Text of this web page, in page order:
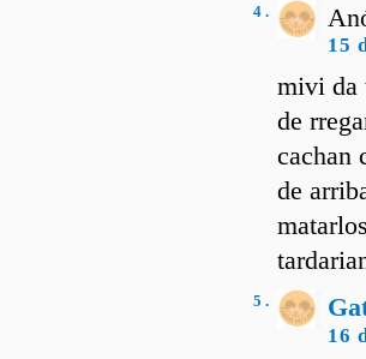
4 .
15
mivi da
de
cachan
de
5 .
16